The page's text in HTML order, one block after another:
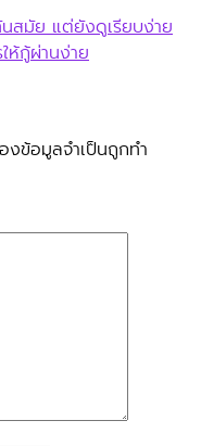
สมัย แต่ยังดูเรียบง่าย
ห้กู้ผ่านง่าย
งข้อมูลจำเป็นถูกทำ